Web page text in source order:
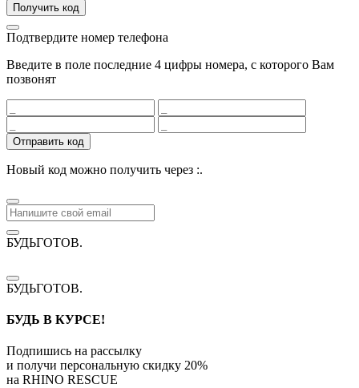
Получить код
Подтвердите номер телефона
Введите в поле последние 4 цифры номера, с которого Вам
позвонят
Отправить код
Новый код можно получить через :.
БУДЬГОТОВ.
БУДЬГОТОВ.
БУДЬ В КУРСЕ!
Подпишись на рассылку
и получи персональную скидку 20%
на RHINO RESCUE